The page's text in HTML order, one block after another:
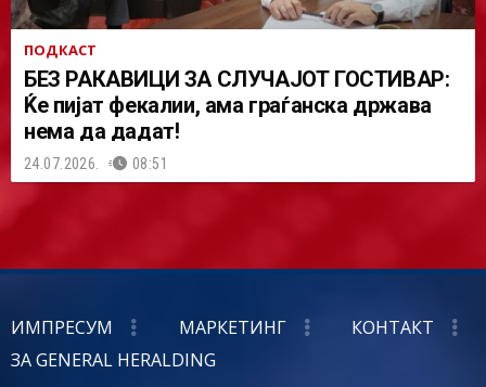
ПОДКАСТ
БЕЗ РАКАВИЦИ ЗА СЛУЧАЈОТ ГОСТИВАР:
Ќе пијат фекалии, ама граѓанска држава
нема да дадат!
24.07.2026. 08:51
ИМПРЕСУМ МАРКЕТИНГ
КОНТАКТ
ЗА GENERAL HERALDING